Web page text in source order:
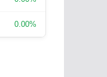
0.00%